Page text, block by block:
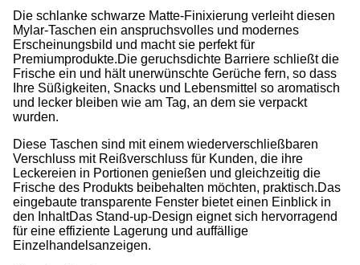
Die schlanke schwarze Matte-Finixierung verleiht diesen
Mylar-Taschen ein anspruchsvolles und modernes
Erscheinungsbild und macht sie perfekt für
Premiumprodukte.Die geruchsdichte Barriere schließt die
Frische ein und hält unerwünschte Gerüche fern, so dass
Ihre Süßigkeiten, Snacks und Lebensmittel so aromatisch
und lecker bleiben wie am Tag, an dem sie verpackt
wurden.
Diese Taschen sind mit einem wiederverschließbaren
Verschluss mit Reißverschluss für Kunden, die ihre
Leckereien in Portionen genießen und gleichzeitig die
Frische des Produkts beibehalten möchten, praktisch.Das
eingebaute transparente Fenster bietet einen Einblick in
den InhaltDas Stand-up-Design eignet sich hervorragend
für eine effiziente Lagerung und auffällige
Einzelhandelsanzeigen.